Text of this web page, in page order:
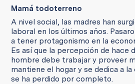
Mamá todoterreno
A nivel social, las madres han
laboral en los últimos años.
a tener protagonismo en la
Es así que la percepción de hace
hombre debe trabajar y proveer
mantiene el hogar y se dedica a la
se ha perdido por completo.